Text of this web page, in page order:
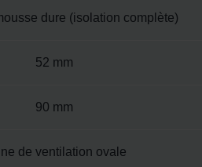
dure (isolation complète)
52 mm
90 mm
de ventilation ovale